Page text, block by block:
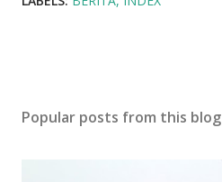
Popular posts from this blog